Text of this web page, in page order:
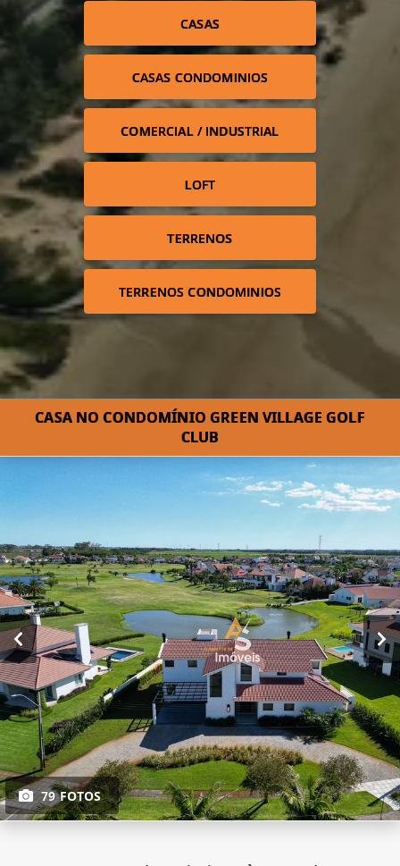
CASAS
CASAS CONDOMINIOS
COMERCIAL / INDUSTRIAL
LOFT
TERRENOS
TERRENOS CONDOMINIOS
CASA NO CONDOMÍNIO GREEN VILLAGE GOLF
CLUB
79 FOTOS